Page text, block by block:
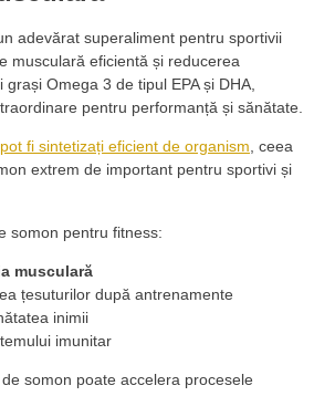
adevărat superaliment pentru sportivii
musculară eficientă și reducerea
Omega 3 de tipul EPA și DHA,
pentru performanță și sănătate.
fi sintetizați eficient de organism, ceea
extrem de important pentru sportivi și
somon pentru fitness:
musculară
țesuturilor după antrenamente
inimii
imunitar
somon poate accelera procesele